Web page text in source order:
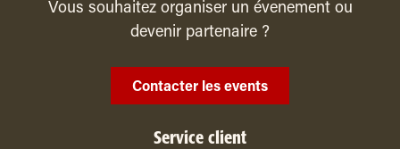
Vous souhaitez organiser un évenement ou
devenir partenaire ?
Contacter les events
Service client